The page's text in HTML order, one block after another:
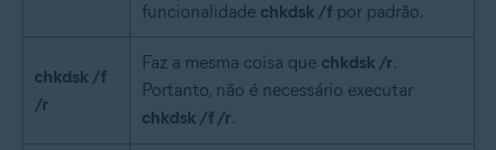
funcionalidade chkdsk /f por padrão.
chkdsk /f
/r
Faz a mesma coisa que chkdsk /r.
Portanto, não é necessário executar
chkdsk /f /r.